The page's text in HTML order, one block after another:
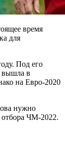
время
для
Под его
вышла в
на Евро-2020
нужно
отбора ЧМ-2022.